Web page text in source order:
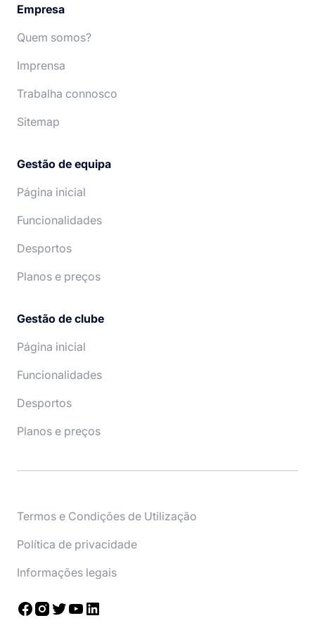
Empresa
Quem somos?
Imprensa
Trabalha connosco
Sitemap
Gestão de equipa
Página inicial
Funcionalidades
Desportos
Planos e preços
Gestão de clube
Página inicial
Funcionalidades
Desportos
Planos e preços
Termos e Condições de Utilização
Política de privacidade
Informações legais
Facebook
Instagram
TwitterYouTube